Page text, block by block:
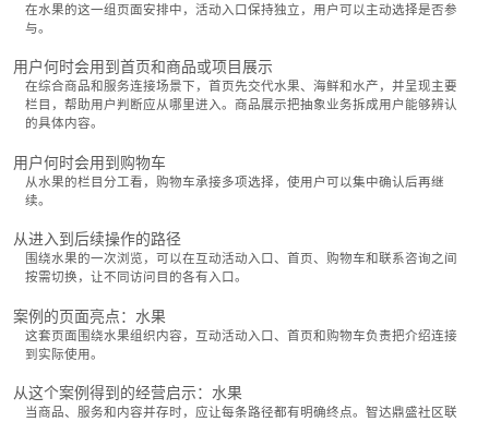
在水果的这一组页面安排中，活动入口保持独立，用户可以主动选择是否参
与。
用户何时会用到首页和商品或项目展示
在综合商品和服务连接场景下，首页先交代水果、海鲜和水产，并呈现主要
栏目，帮助用户判断应从哪里进入。商品展示把抽象业务拆成用户能够辨认
的具体内容。
用户何时会用到购物车
从水果的栏目分工看，购物车承接多项选择，使用户可以集中确认后再继
续。
从进入到后续操作的路径
围绕水果的一次浏览，可以在互动活动入口、首页、购物车和联系咨询之间
按需切换，让不同访问目的各有入口。
案例的页面亮点：水果
这套页面围绕水果组织内容，互动活动入口、首页和购物车负责把介绍连接
到实际使用。
从这个案例得到的经营启示：水果
当商品、服务和内容并存时，应让每条路径都有明确终点。智达鼎盛社区联